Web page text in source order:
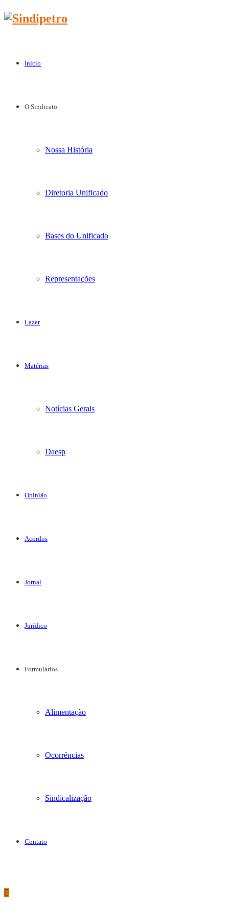
Início
O Sindicato
Nossa História
Diretoria Unificado
Bases do Unificado
Representações
Lazer
Matérias
Notícias Gerais
Daesp
Opinião
Acordos
Jornal
Jurídico
Formulários
Alimentação
Ocorrências
Sindicalização
Contato